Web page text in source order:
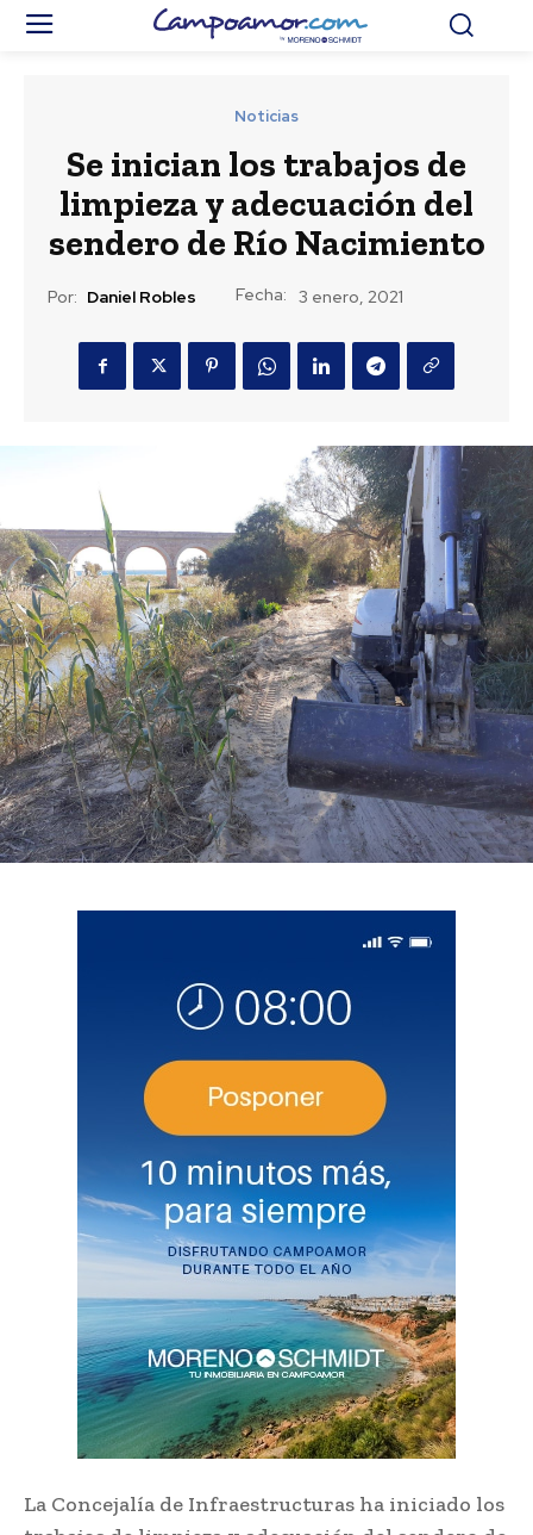
Noticias
Se inician los trabajos de
limpieza y adecuación del
sendero de Río Nacimiento
Por: Daniel Robles Fecha: 3 enero, 2021
La Concejalía de Infraestructuras ha iniciado los